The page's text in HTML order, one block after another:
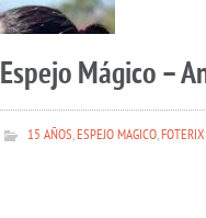
Espejo Mágico –
15 AÑOS,ESPEJO MAGICO,FOTERIX